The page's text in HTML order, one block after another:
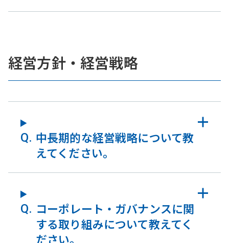
経営方針・経営戦略
中長期的な経営戦略について教
えてください。
コーポレート・ガバナンスに関
する取り組みについて教えてく
ださい。